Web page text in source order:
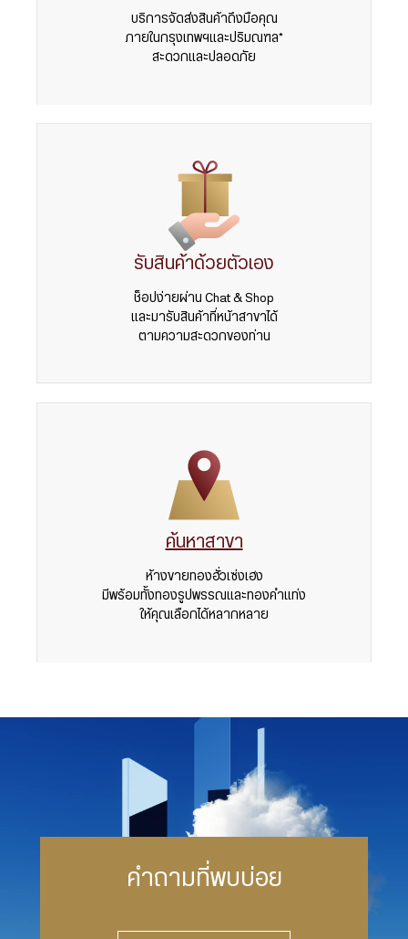
บริการจัดส่งสินค้าถึงมือคุณ
ภายในกรุงเทพฯและปริมณฑล*
สะดวกและปลอดภัย
รับสินค้าด้วยตัวเอง
ช็อปง่ายผ่าน Chat & Shop
และมารับสินค้าที่หน้าสาขาได้
ตามความสะดวกของท่าน
ค้นหาสาขา
ห้างขายทองฮั่วเซ่งเฮง
มีพร้อมทั้งทองรูปพรรณและทองคำแท่ง
ให้คุณเลือกได้หลากหลาย
คำถามที่พบบ่อย